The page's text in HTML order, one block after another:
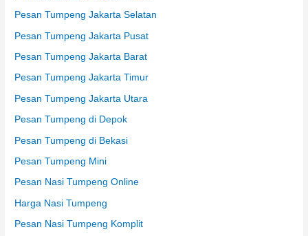
Pesan Tumpeng Jakarta Selatan
Pesan Tumpeng Jakarta Pusat
Pesan Tumpeng Jakarta Barat
Pesan Tumpeng Jakarta Timur
Pesan Tumpeng Jakarta Utara
Pesan Tumpeng di Depok
Pesan Tumpeng di Bekasi
Pesan Tumpeng Mini
Pesan Nasi Tumpeng Online
Harga Nasi Tumpeng
Pesan Nasi Tumpeng Komplit